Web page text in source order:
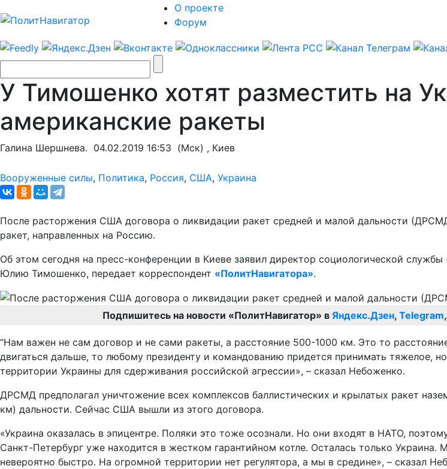
О проекте
Форум
У Тимошенко хотят разместить на
американские ракеты
Галина Шершнева. 04.02.2019 16:53 (Мск) , Киев
Вооруженные силы, Политика, Россия, США, Украина
После расторжения США договора о ликвидации ракет средней и малой дальности
ракет, направленных на Россию.
Об этом сегодня на пресс-конференции в Киеве заявил директор социологической
Юлию Тимошенко, передает корреспондент «ПолитНавигатора».
Подпишитесь на новости «ПолитНавигатор» в Яндекс.Дзен, Telegram,
“Нам важен не сам договор и не сами ракеты, а расстояние 500-1000 км. Это то
двигаться дальше, то любому президенту и командованию придется принимать тяжелое,
территории Украины для сдерживания российской агрессии», – сказал Небоженко.
ДРСМД предполагал уничтожение всех комплексов баллистических и крылатых ракет
км) дальности. Сейчас США вышли из этого договора.
«Украина оказалась в эпицентре. Поляки это тоже осознали. Но они входят в НАТО,
Санкт-Петербург уже находится в жестком гарантийном котле. Осталась только
невероятно быстро. На огромной территории нет регулятора, а мы в средине», – сказал